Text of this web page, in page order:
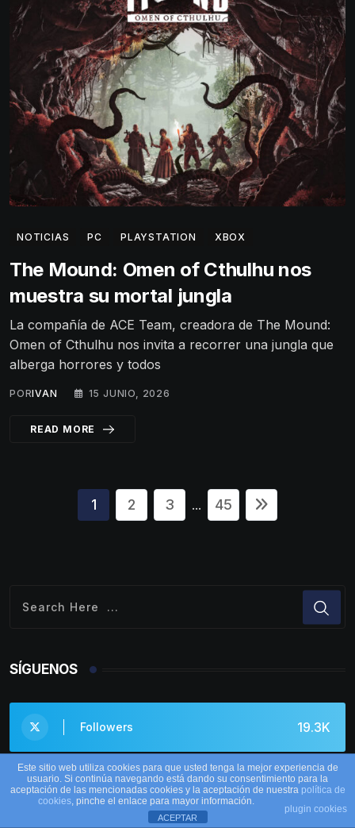
NOTICIAS PC PLAYSTATION XBOX
The Mound: Omen of Cthulhu nos
muestra su mortal jungla
La compañía de ACE Team, creadora de The Mound:
Omen of Cthulhu nos invita a recorrer una jungla que
alberga horrores y todos
PORIVAN 15 JUNIO, 2026
READ MORE
1 2 3 ... 45
SÍGUENOS
19.3K
Followers
0.1K
Followers
Este sitio web utiliza cookies para que usted tenga la mejor experiencia de
usuario. Si continúa navegando está dando su consentimiento para la
aceptación de las mencionadas cookies y la aceptación de nuestra política de
cookies, pinche el enlace para mayor información.
plugin cookies
ACEPTAR